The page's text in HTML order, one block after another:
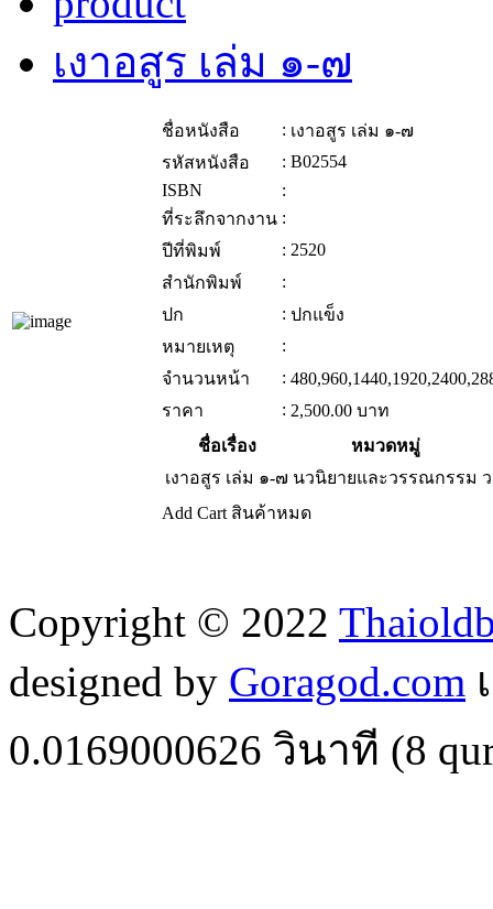
เงาอสูร เล่ม ๑-๗
ชื่อหนังสือ : เงาอสูร เล่ม ๑-๗
รหัสหนังสือ
: B02554
ISBN
:
ที่ระลึกจากงาน :
ปีที่พิมพ์
: 2520
สำนักพิมพ์
:
ปก
: ปกแข็ง
หมายเหตุ
:
จำนวนหน้า
:
ราคา
: 2,500.00 บาท
ชื่อเรื่อง
หมวดหมู่
เงาอสูร เล่ม ๑-๗ นวนิยายและวรรณกรรม
Add Cart สินค้าหมด
Copyright © 2022
designed by Goragod.com
0.0169000626 วินาที (8